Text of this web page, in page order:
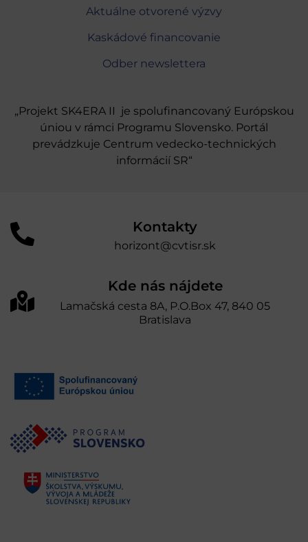
Aktuálne otvorené výzvy
Kaskádové financovanie
Odber newslettera
„Projekt SK4ERA II je spolufinancovaný Európskou
úniou v rámci Programu Slovensko. Portál
prevádzkuje Centrum vedecko-technických
informácií SR“
Kontakty
horizont@cvtisr.sk
Kde nás nájdete
Lamačská cesta 8A, P.O.Box 47, 840 05
Bratislava